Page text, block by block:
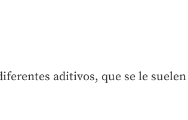
aditivos, que se le suelen